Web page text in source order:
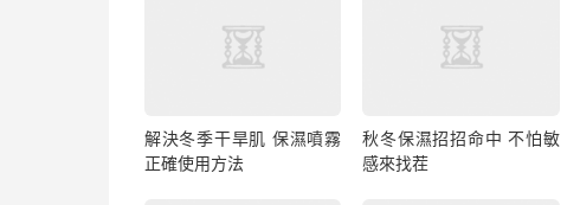
解決冬季干旱肌 保濕噴霧
正確使用方法
秋冬保濕招招命中 不怕敏
感來找茬